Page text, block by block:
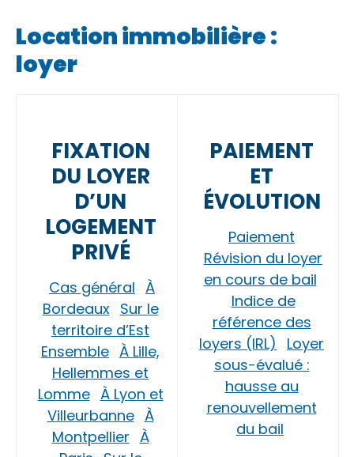
Location immobilière :
loyer
FIXATION
DU LOYER
D’UN
LOGEMENT
PRIVÉ
Cas général À
Bordeaux Sur le
territoire d’Est
Ensemble À Lille,
Hellemmes et
Lomme À Lyon et
Villeurbanne À
Montpellier À
PAIEMENT
ET
ÉVOLUTION
Paiement
Révision du loyer
en cours de bail
Indice de
référence des
loyers (IRL)
Loyer
sous-évalué :
hausse au
renouvellement
du bail